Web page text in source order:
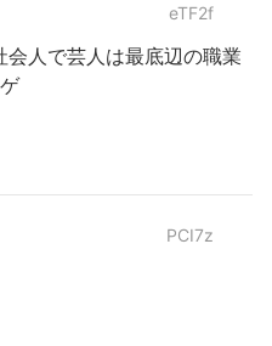
eTF2f
人で芸人は最底辺の職業
PCI7z